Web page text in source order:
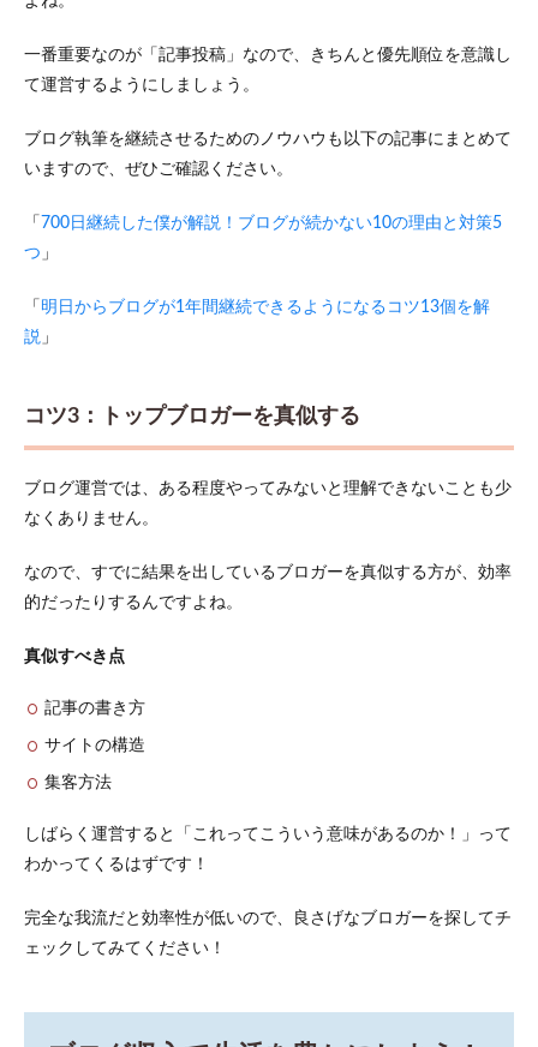
一番重要なのが「記事投稿」なので、きちんと優先順位を意識し
て運営するようにしましょう。
ブログ執筆を継続させるためのノウハウも以下の記事にまとめて
いますので、ぜひご確認ください。
「 700日継続した僕が解説！ブログが続かない10の理由と対策5
つ 」
「 明日からブログが1年間継続できるようになるコツ13個を解
説 」
コツ3：トップブロガーを真似する
ブログ運営では、ある程度やってみないと理解できないことも少
なくありません。
なので、すでに結果を出しているブロガーを真似する方が、効率
的だったりするんですよね。
真似すべき点
記事の書き方
サイトの構造
集客方法
しばらく運営すると「これってこういう意味があるのか！」って
わかってくるはずです！
完全な我流だと効率性が低いので、良さげなブロガーを探してチ
ェックしてみてください！